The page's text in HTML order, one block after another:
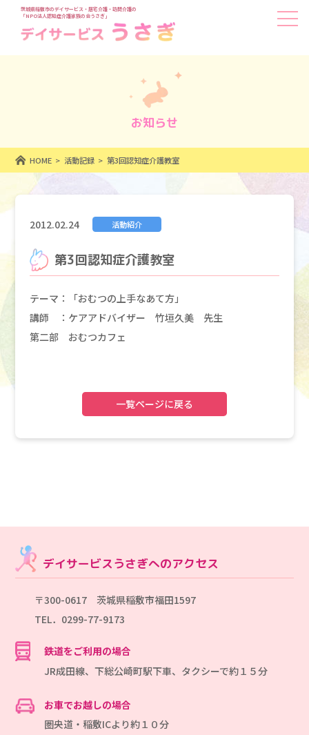
茨城県稲敷市のデイサービス・居宅介護・訪問介護の
「NPO法人認知症介護家族の会うさぎ」
お知らせ
HOME 活動記録 第3回認知症介護教室
2012.02.24 活動紹介
第3回認知症介護教室
テーマ：「おむつの上手なあて方」
講師 ：ケアアドバイザー 竹垣久美 先生
第二部 おむつカフェ
一覧ページに戻る
デイサービスうさぎへのアクセス
〒300-0617 茨城県稲敷市福田1597
TEL．0299-77-9173
鉄道をご利用の場合
JR成田線、下総公崎町駅下車、タクシーで約１５分
お車でお越しの場合
圏央道・稲敷ICより約１０分